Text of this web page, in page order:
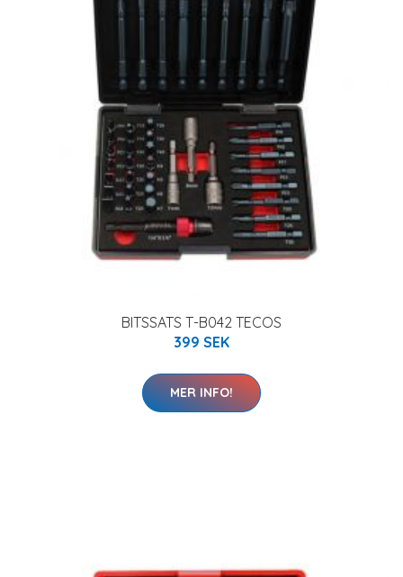
BITSSATS T-B042 TECOS
399 SEK
MER INFO!